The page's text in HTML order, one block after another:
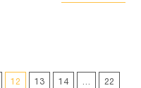
12 13 14 … 22